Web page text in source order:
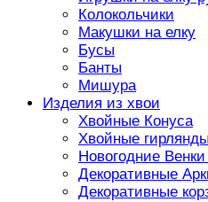
Колокольчики
Макушки на елку
Бусы
Банты
Мишура
Изделия из хвои
Хвойные Конуса
Хвойные гирлянды
Новогодние
Декоративные
Декоративные